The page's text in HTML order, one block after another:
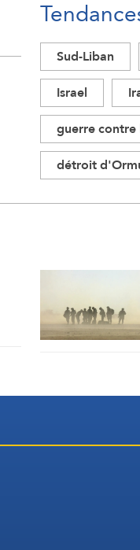
Sud-Liban
Israel
guerre
détroit